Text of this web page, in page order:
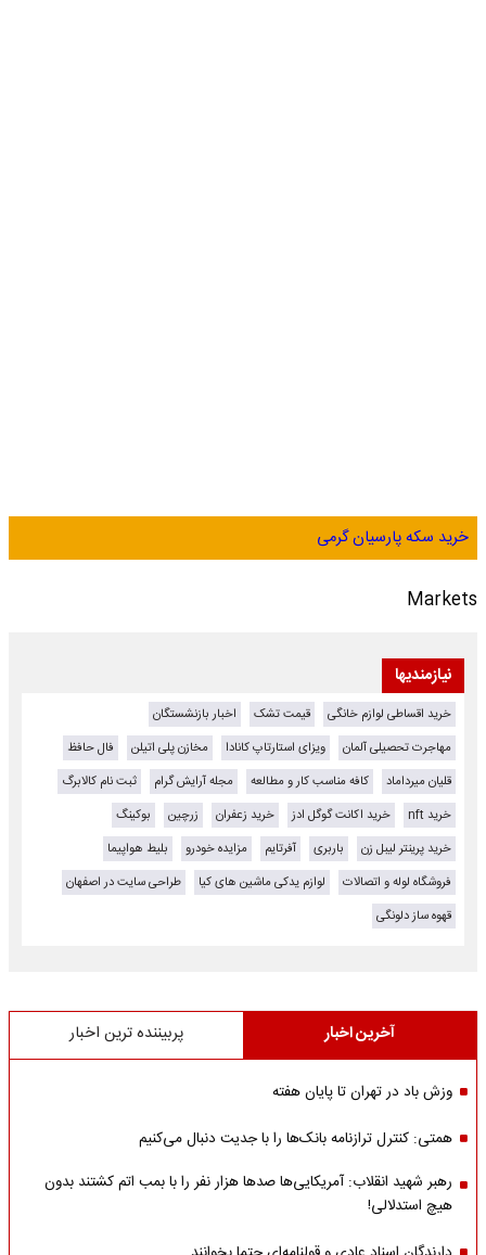
خرید سکه پارسیان گرمی
Markets
نیازمندیها
خرید اقساطی لوازم خانگی قیمت تشک
اخبار بازنشستگان
مهاجرت تحصیلی آلمان
ویزای استارتاپ کانادا مخازن پلی اتیلن
فال حافظ
قلیان میرداماد
کافه مناسب کار و مطالعه مجله آرایش گرام
ثبت نام کالابرگ
خرید nft
خرید اکانت گوگل ادز خرید زعفران زرچین
بوکینگ
خرید پرینتر لیبل زن
باربری آفرتایم مزایده خودرو
بلیط هواپیما
فروشگاه لوله و اتصالات
لوازم یدکی ماشین های کیا
طراحی سایت در اصفهان
قهوه ساز دلونگی
آخرین اخبار پربیننده ترین اخبار
وزش باد در تهران تا پایان هفته
همتی: کنترل ترازنامه بانک‌ها را با جدیت دنبال می‌کنیم
رهبر شهید انقلاب: آمریکایی‌ها صدها هزار نفر را با بمب اتم کشتند بدون
هیچ استدلالی!